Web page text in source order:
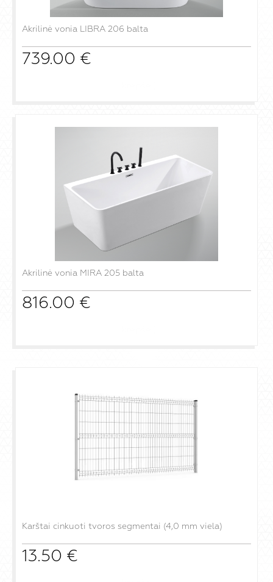
Akrilinė vonia LIBRA 206 balta
739.00 €
Akrilinė vonia MIRA 205 balta
816.00 €
Karštai cinkuoti tvoros segmentai (4,0 mm viela)
13.50 €